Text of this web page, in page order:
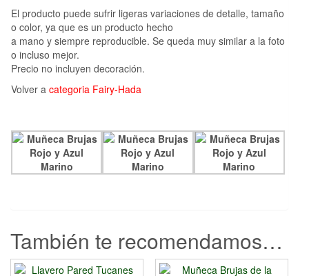
El producto puede sufrir ligeras variaciones de detalle, tamaño
o color, ya que es un producto hecho
a mano y siempre reproducible. Se queda muy similar a la foto
o incluso mejor.
Precio no incluyen decoración.
Volver a categoria Fairy-Hada
También te recomendamos…